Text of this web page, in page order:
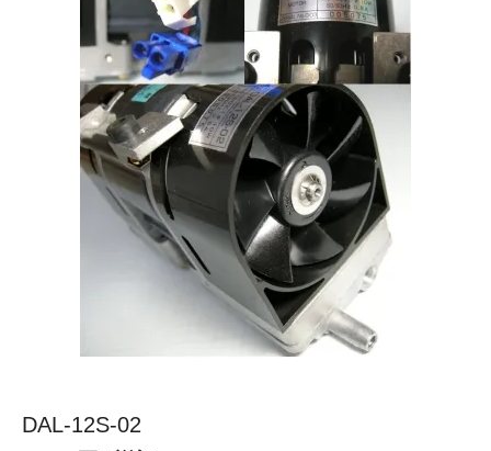
DAL-12S-02